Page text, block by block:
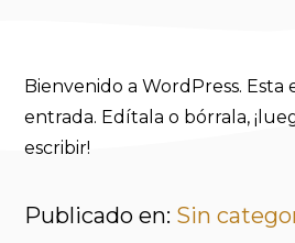
Bienvenido a WordPress. Esta
entrada. Edítala o bórrala,
escribir!
Publicado en: Sin